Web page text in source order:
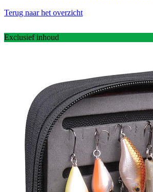
Terug naar het overzicht
Exclusief inhoud